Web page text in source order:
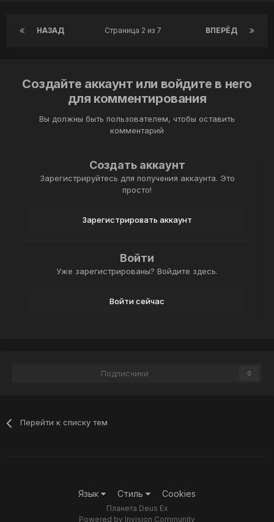
НАЗАД ВПЕРЁД
Страница 2 из 7
Создайте аккаунт или войдите в него
для комментирования
Вы должны быть пользователем, чтобы оставить
комментарий
Создать аккаунт
Зарегистрируйтесь для получения аккаунта. Это
просто!
Зарегистрировать аккаунт
Войти
Уже зарегистрированы? Войдите здесь.
Войти сейчас
Подписчики 0
Перейти к списку тем
Язык Стиль Cookies
Планета Deus Ex
Powered by Invision Community